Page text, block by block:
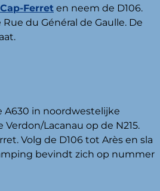
Ferret en neem de D106.
du Général de Gaulle. De
A630 in noordwestelijke
Lacanau op de N215.
Volg de D106 tot Arès en sla
bevindt zich op nummer